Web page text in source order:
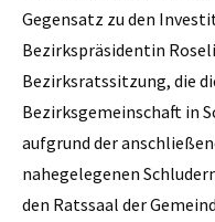
Gegensatz zu den
Bezirkspräsidentin
Bezirksratssitzung, die
Bezirksgemeinschaft in
aufgrund der
nahegelegenen
den Ratssaal der